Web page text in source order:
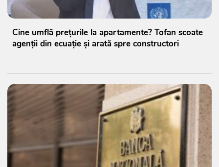
Cine umflă prețurile la apartamente? Tofan scoate
agenții din ecuație și arată spre constructori